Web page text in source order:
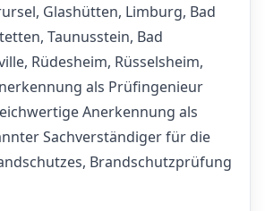
Glashütten, Limburg, Bad
Taunusstein, Bad
Rüdesheim, Rüsselsheim,
als Prüfingenieur
Anerkennung als
Sachverständiger für die
Brandschutzprüfung